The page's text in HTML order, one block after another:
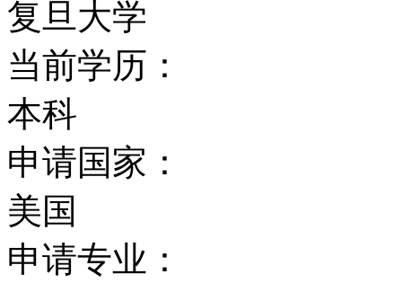
楼都由一系列的地下通
寒冷的天气里供人们在
的教学区，包括伊士曼
Anthony、Gilbert与
络。
复旦大学
当前学历：
本科
申请国家：
美国
申请专业：